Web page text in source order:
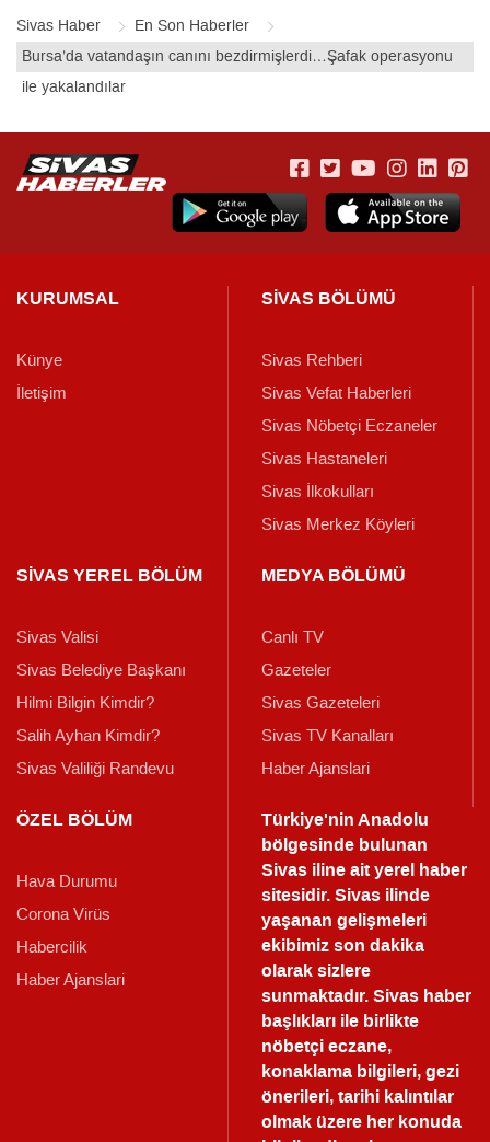
Sivas Haber
En Son Haberler
Bursa’da vatandaşın canını bezdirmişlerdi…Şafak operasyonu
ile yakalandılar
KURUMSAL
Künye
İletişim
SİVAS BÖLÜMÜ
Sivas Rehberi
Sivas Vefat Haberleri
Sivas Nöbetçi Eczaneler
Sivas Hastaneleri
Sivas İlkokulları
Sivas Merkez Köyleri
SİVAS YEREL BÖLÜM
Sivas Valisi
Sivas Belediye Başkanı
Hilmi Bilgin Kimdir?
Salih Ayhan Kimdir?
Sivas Valiliği Randevu
MEDYA BÖLÜMÜ
Canlı TV
Gazeteler
Sivas Gazeteleri
Sivas TV Kanalları
Haber Ajanslari
ÖZEL BÖLÜM
Hava Durumu
Corona Virüs
Habercilik
Haber Ajanslari
Türkiye'nin Anadolu
bölgesinde bulunan
Sivas iline ait yerel haber
sitesidir. Sivas ilinde
yaşanan gelişmeleri
ekibimiz son dakika
olarak sizlere
sunmaktadır.Sivas haber
başlıkları ile birlikte
nöbetçi eczane,
konaklama bilgileri, gezi
önerileri, tarihi kalıntılar
olmak üzere her konuda